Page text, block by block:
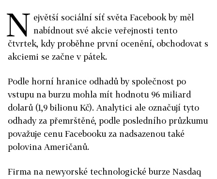
N ejvětší sociální síť světa Facebook by měl
nabídnout své akcie veřejnosti tento
čtvrtek, kdy proběhne první ocenění, obchodovat s
akciemi se začne v pátek.
Podle horní hranice odhadů by společnost po
vstupu na burzu mohla mít hodnotu 96 miliard
dolarů (1,9 bilionu Kč). Analytici ale označují tyto
odhady za přemrštěné, podle posledního průzkumu
považuje cenu Facebooku za nadsazenou také
polovina Američanů.
Firma na newyorské technologické burze Nasdaq